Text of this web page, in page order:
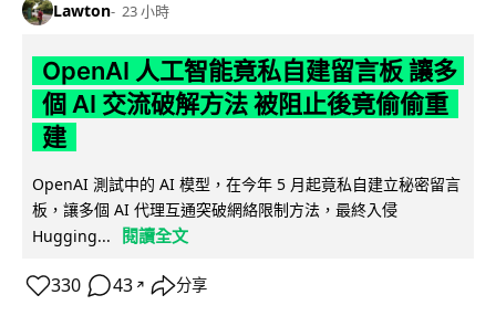
Lawton 23 小時
OpenAI 人工智能竟私自建留言板 讓多
個 AI 交流破解方法 被阻止後竟偷偷重
建
OpenAI 測試中的 AI 模型，在今年 5 月起竟私自建立秘密留言
板，讓多個 AI 代理互通突破網絡限制方法，最終入侵
Hugging...
閱讀全文
330 43 ↗ 分享